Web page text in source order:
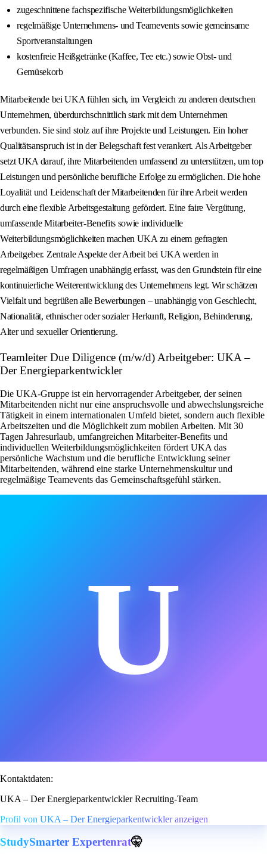
zugeschnittene fachspezifische Weiterbildungsmöglichkeiten
regelmäßige Unternehmens- und Teamevents sowie gemeinsame
Sportveranstaltungen
kostenfreie Heißgetränke (Kaffee, Tee etc.) sowie Obst- und
Gemüsekorb
Mitarbeitende bei UKA fühlen sich, im Vergleich zu anderen deutschen
Unternehmen, überdurchschnittlich stark mit dem Unternehmen
verbunden. Sie sind stolz auf ihre Projekte und Leistungen. Ein hoher
Qualitätsanspruch ist in der Belegschaft fest verankert. Als Arbeitgeber
setzt UKA darauf, ihre Mitarbeitenden umfassend zu unterstützen, um top
Leistungen und persönliche berufliche Erfolge zu ermöglichen. Die hohe
Loyalität und Leidenschaft der Mitarbeitenden für ihre Arbeit werden
durch eine flexible Arbeitsgestaltung gefördert. Eine faire Vergütung,
umfassende Mitarbeiter-Benefits sowie individuelle
Weiterbildungsmöglichkeiten machen UKA zu einem gefragten
Arbeitgeber. Zentrale Aspekte der Arbeit bei UKA werden in
regelmäßigen Umfragen unabhängig erfasst, was den Grundstein für eine
kontinuierliche Weiterentwicklung des Unternehmens legt. Wir schätzen
Vielfalt und begrüßen alle Bewerbungen – unabhängig von Geschlecht,
Nationalität, ethnischer oder sozialer Herkunft, Religion, Behinderung,
Alter und sexueller Orientierung.
Teamleiter Due Diligence (m/w/d) Arbeitgeber: UKA –
Der Energieparkentwickler
Die UKA-Gruppe ist ein hervorragender Arbeitgeber, der seinen
Mitarbeitenden nicht nur eine anspruchsvolle und abwechslungsreiche
Tätigkeit in einem internationalen Umfeld bietet, sondern auch flexible
Arbeitszeiten und die Möglichkeit zum mobilen Arbeiten. Mit 30
Tagen Jahresurlaub, umfangreichen Mitarbeiter-Benefits und
individuellen Weiterbildungsmöglichkeiten fördert UKA das
persönliche Wachstum und die berufliche Entwicklung seiner
Mitarbeitenden, während eine starke Unternehmenskultur und
regelmäßige Teamevents das Gemeinschaftsgefühl stärken.
U
Kontaktdaten:
UKA – Der Energieparkentwickler Recruiting-Team
Profil von UKA – Der Energieparkentwickler anzeigen
StudySmarter Expertenrat🤫